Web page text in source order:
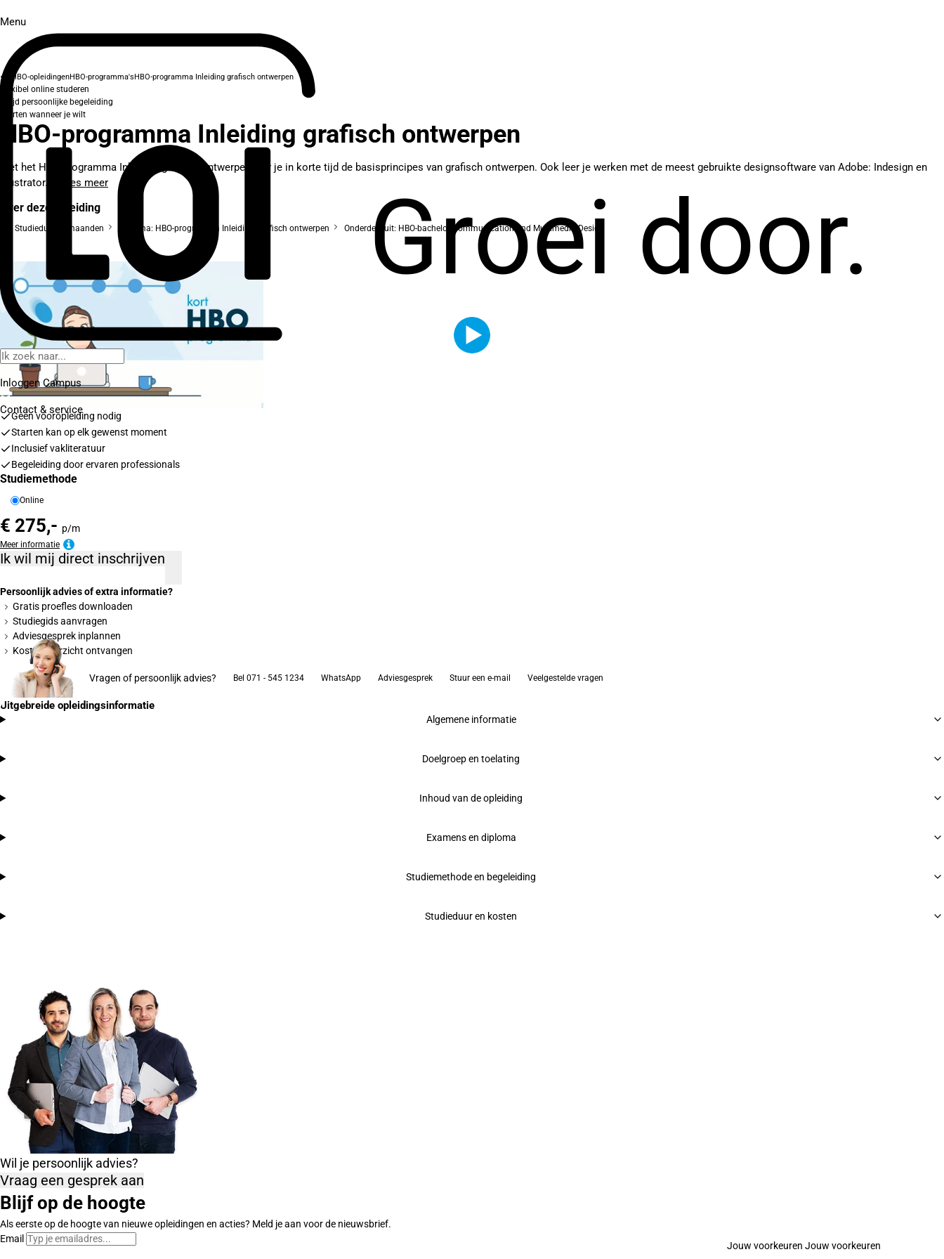
Menu
Groei door.
Inloggen Campus
Contact & service
HBO-opleidingenHBO-programma'sHBO-programma Inleiding grafisch ontwerpen
Flexibel online studeren
Altijd persoonlijke begeleiding
Starten wanneer je wilt
HBO-programma Inleiding grafisch ontwerpen
Met het HBO-programma Inleiding grafisch ontwerpen leer je in korte tijd de basisprincipes van grafisch ontwerpen. Ook leer je werken met de meest gebruikte designsoftware van Adobe: Indesign en
Illustrator....
Lees meer
Over deze opleiding
Studieduur: 3 maanden Diploma: HBO-programma Inleiding grafisch ontwerpen Onderdeel uit: HBO-bachelor Communication and Multimedia Design
Geen vooropleiding nodig
Starten kan op elk gewenst moment
Inclusief vakliteratuur
Begeleiding door ervaren professionals
Studiemethode
Online
€ 275,- p/m
Meer informatie
Ik wil mij direct inschrijven
Persoonlijk advies of extra informatie?
Gratis proefles downloaden
Studiegids aanvragen
Adviesgesprek inplannen
Kostenoverzicht ontvangen
Vragen of persoonlijk advies? Bel 071 - 545 1234 WhatsApp Adviesgesprek Stuur een e-mail Veelgestelde vragen
Uitgebreide opleidingsinformatie
Algemene informatie
Doelgroep en toelating
Inhoud van de opleiding
Examens en diploma
Studiemethode en begeleiding
Studieduur en kosten
Wil je persoonlijk advies?
Vraag een gesprek aan
Blijf op de hoogte
Als eerste op de hoogte van nieuwe opleidingen en acties? Meld je aan voor de nieuwsbrief.
Email
Jouw voorkeuren